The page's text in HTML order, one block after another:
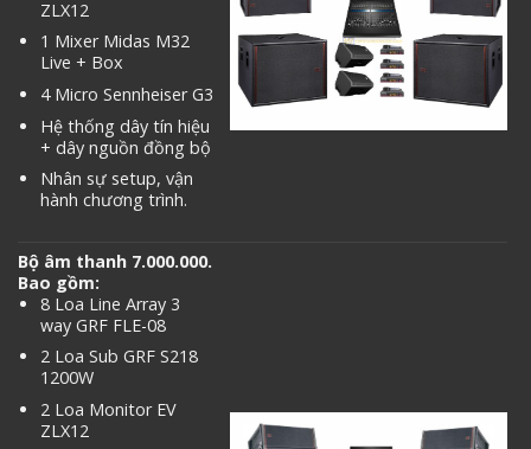
ZLX12
1 Mixer Midas M32
Live + Box
4 Micro Sennheiser G3
Hệ thống dây tín hiệu
+ dây nguồn đồng bộ
Nhân sự setup, vận
hành chương trình.
Bộ âm thanh 7.000.000.
Bao gồm:
8 Loa Line Array 3
way GRF FLE-08
2 Loa Sub GRF S218
1200W
2 Loa Monitor EV
ZLX12